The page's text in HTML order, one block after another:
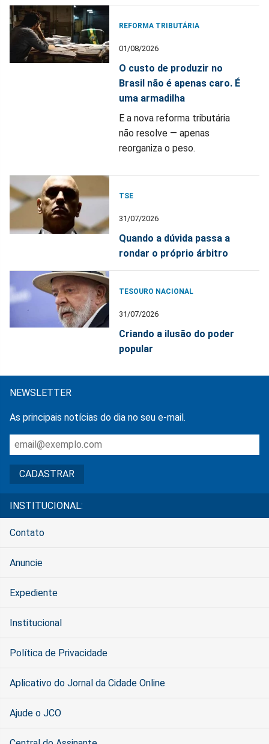
REFORMA TRIBUTÁRIA
01/08/2026
O custo de produzir no
Brasil não é apenas caro. É
uma armadilha
E a nova reforma tributária
não resolve — apenas
reorganiza o peso.
TSE
31/07/2026
Quando a dúvida passa a
rondar o próprio árbitro
TESOURO NACIONAL
31/07/2026
Criando a ilusão do poder
popular
NEWSLETTER
As principais notícias do dia no seu e-mail.
INSTITUCIONAL:
Contato
Anuncie
Expediente
Institucional
Política de Privacidade
Aplicativo do Jornal da Cidade Online
Ajude o JCO